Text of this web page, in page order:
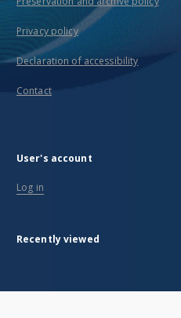
Privacy policy
Declaration of accessibility
Contact
User's account
Log in
Recently viewed